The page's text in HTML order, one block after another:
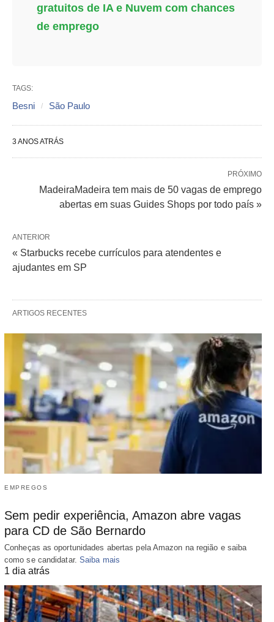
gratuitos de IA e Nuvem com chances
de emprego
TAGS:
Besni São Paulo
3 ANOS ATRÁS
PRÓXIMO
MadeiraMadeira tem mais de 50 vagas de emprego
abertas em suas Guides Shops por todo país »
ANTERIOR
« Starbucks recebe currículos para atendentes e
ajudantes em SP
ARTIGOS RECENTES
EMPREGOS
Sem pedir experiência, Amazon abre vagas
para CD de São Bernardo
Conheças as oportunidades abertas pela Amazon na região e saiba
como se candidatar. Saiba mais
1 dia atrás